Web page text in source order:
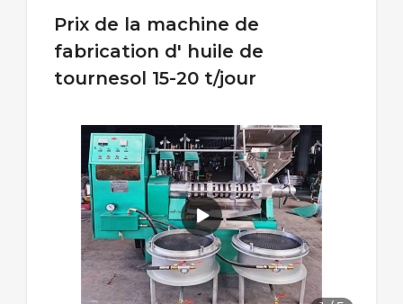
Prix de la machine de
fabrication d' huile de
tournesol 15-20 t/jour